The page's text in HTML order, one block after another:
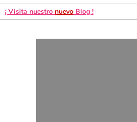
¡ Visita nuestro nuevo Blog !